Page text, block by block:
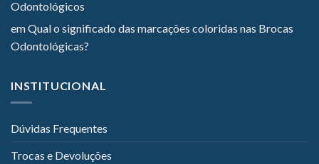
Odontológicos
emQual o significado das marcações coloridas nas Brocas
Odontológicas?
INSTITUCIONAL
Dúvidas Frequentes
Trocas e Devoluções